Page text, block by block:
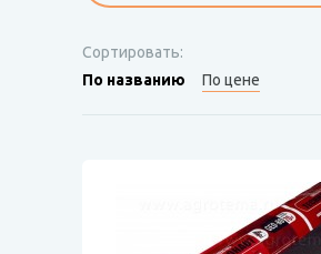
Сортировать:
По названию
По цене